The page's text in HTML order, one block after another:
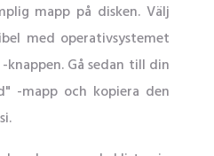
mapp på disken. Välj
med operativsystemet
Gå sedan till din
-mapp och kopiera den